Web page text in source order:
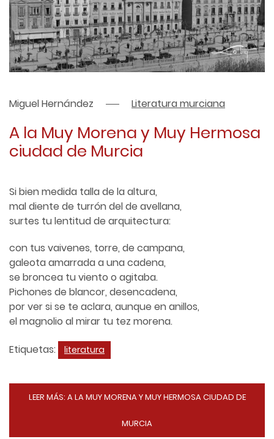
Miguel Hernández Literatura murciana
A la Muy Morena y Muy Hermosa
ciudad de Murcia
Si bien medida talla de la altura,
mal diente de turrón del de avellana,
surtes tu lentitud de arquitectura:
con tus vaivenes, torre, de campana,
galeota amarrada a una cadena,
se broncea tu viento o agitaba.
Pichones de blancor, desencadena,
por ver si se te aclara, aunque en anillos,
el magnolio al mirar tu tez morena.
Etiquetas:
literatura
LEER MÁS: A LA MUY MORENA Y MUY HERMOSA CIUDAD DE
MURCIA